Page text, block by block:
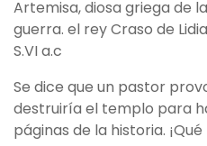
Artemisa, diosa griega de
guerra. el rey Craso de
S.VI a.c
Se dice que un pastor
destruiría el templo para
páginas de la historia.